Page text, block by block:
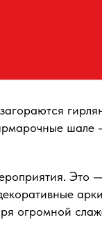
Это
огромной